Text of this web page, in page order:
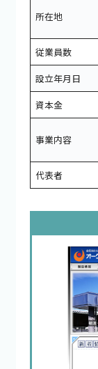
所在地
従業員数
設立年月日
資本金
事業内容
代表者